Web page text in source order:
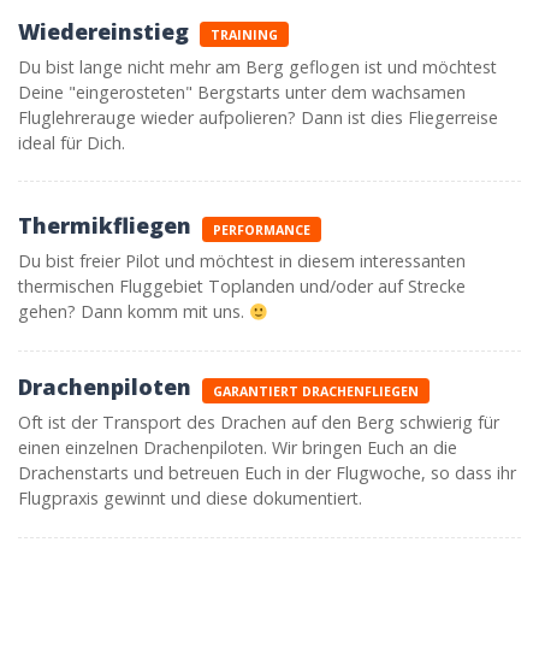
Wiedereinstieg TRAINING
Du bist lange nicht mehr am Berg geflogen ist und möchtest
Deine "eingerosteten" Bergstarts unter dem wachsamen
Fluglehrerauge wieder aufpolieren? Dann ist dies Fliegerreise
ideal für Dich.
Thermikfliegen PERFORMANCE
Du bist freier Pilot und möchtest in diesem interessanten
thermischen Fluggebiet Toplanden und/oder auf Strecke
gehen? Dann komm mit uns.
Drachenpiloten GARANTIERT DRACHENFLIEGEN
Oft ist der Transport des Drachen auf den Berg schwierig für
einen einzelnen Drachenpiloten. Wir bringen Euch an die
Drachenstarts und betreuen Euch in der Flugwoche, so dass ihr
Flugpraxis gewinnt und diese dokumentiert.